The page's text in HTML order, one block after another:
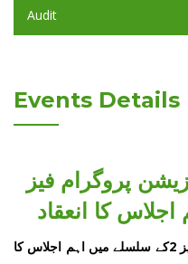
Audit
Events Details
پروگرام فیز
پبلک سکول ری آرگنائزیشن پروگرام فیز 2کے سلسلے میں اہم اجلاس کا